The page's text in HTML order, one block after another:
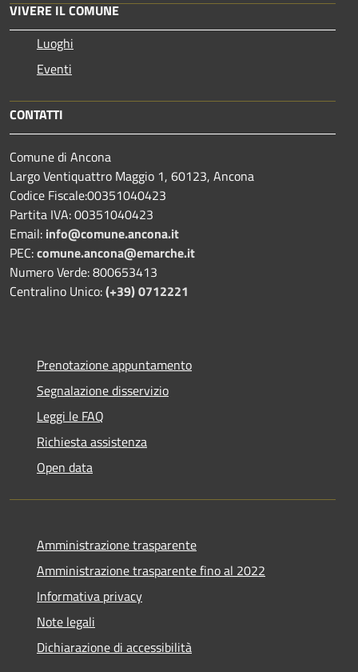
VIVERE IL COMUNE
Luoghi
Eventi
CONTATTI
Comune di Ancona
Largo Ventiquattro Maggio 1, 60123, Ancona
Codice Fiscale:00351040423
Partita IVA: 00351040423
Email: info@comune.ancona.it
PEC:comune.ancona@emarche.it
Numero Verde: 800653413
Centralino Unico:(+39) 0712221
Prenotazione appuntamento
Segnalazione disservizio
Leggi le FAQ
Richiesta assistenza
Open data
Amministrazione trasparente
Amministrazione trasparente fino al 2022
Informativa privacy
Note legali
Dichiarazione di accessibilità